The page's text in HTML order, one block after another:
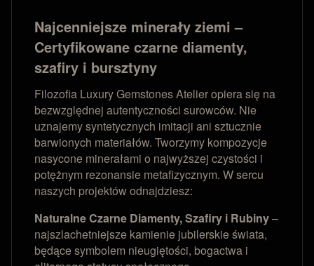
Najcenniejsze minerały ziemi –
Certyfikowane czarne diamenty,
szafiry i bursztyny
Filozofia Luxury Gemstones Atelier opiera się na
bezwzględnej autentyczności surowców. Nie
uznajemy syntetycznych imitacji ani sztucznie
barwionych materiałów. Tworzymy kompozycje
nasycone minerałami o najwyższej czystości i
potężnym rezonansie metafizycznym. W sercu
naszych projektów odnajdziesz:
Naturalne Czarne Diamenty, Szafiry i Rubiny–
najszlachetniejsze kamienie jubilerskie świata,
będące symbolem nieugiętości, bogactwa i